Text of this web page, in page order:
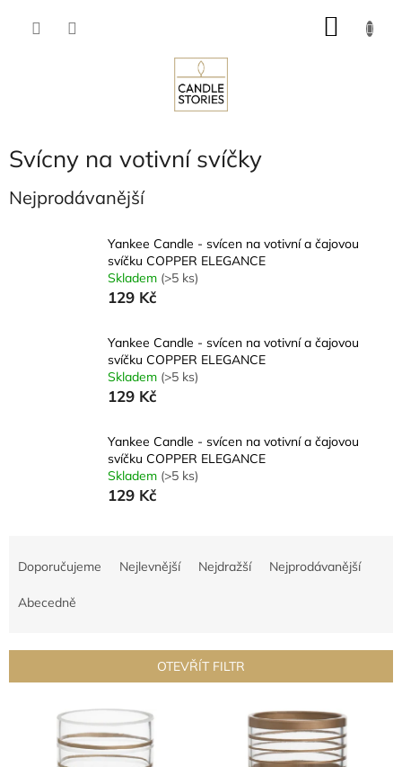
Svícny na votivní svíčky
Nejprodávanější
Yankee Candle - svícen na votivní a čajovou
svíčku COPPER ELEGANCE
Skladem (>5 ks)
129 Kč
Yankee Candle - svícen na votivní a čajovou
svíčku COPPER ELEGANCE
Skladem (>5 ks)
129 Kč
Yankee Candle - svícen na votivní a čajovou
svíčku COPPER ELEGANCE
Skladem (>5 ks)
129 Kč
r
Doporučujeme Nejlevnější Nejdražší Nejprodávanější
Abecedně
OTEVŘÍT FILTR